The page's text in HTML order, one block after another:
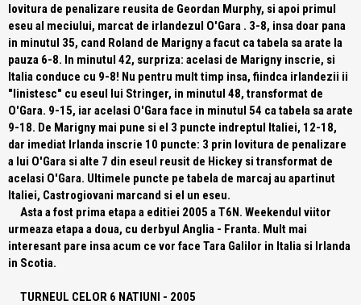
lovitura de penalizare reusita de Geordan Murphy, si apoi primul
eseu al meciului, marcat de irlandezul O'Gara . 3-8, insa doar pana
in minutul 35, cand Roland de Marigny a facut ca tabela sa arate la
pauza 6-8. In minutul 42, surpriza: acelasi de Marigny inscrie, si
Italia conduce cu 9-8! Nu pentru mult timp insa, fiindca irlandezii ii
"linistesc" cu eseul lui Stringer, in minutul 48, transformat de
O'Gara. 9-15, iar acelasi O'Gara face in minutul 54 ca tabela sa arate
9-18. De Marigny mai pune si el 3 puncte indreptul Italiei, 12-18,
dar imediat Irlanda inscrie 10 puncte: 3 prin lovitura de penalizare
a lui O'Gara si alte 7 din eseul reusit de Hickey si transformat de
acelasi O'Gara. Ultimele puncte pe tabela de marcaj au apartinut
Italiei, Castrogiovani marcand si el un eseu.
Asta a fost prima etapa a editiei 2005 a T6N. Weekendul viitor
urmeaza etapa a doua, cu derbyul Anglia - Franta. Mult mai
interesant pare insa acum ce vor face Tara Galilor in Italia si Irlanda
in Scotia.
TURNEUL CELOR 6 NATIUNI - 2005